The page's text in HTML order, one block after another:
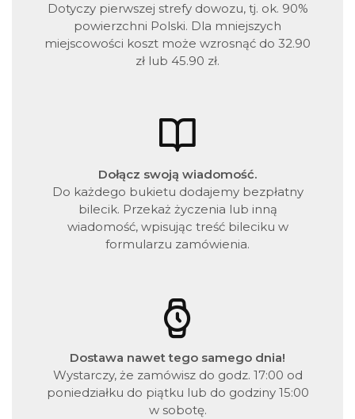
Dotyczy pierwszej strefy dowozu, tj. ok. 90%
powierzchni Polski. Dla mniejszych
miejscowości koszt może wzrosnąć do 32.90
zł lub 45.90 zł.
Dołącz swoją wiadomość.
Do każdego bukietu dodajemy bezpłatny
bilecik. Przekaż życzenia lub inną
wiadomość, wpisując treść bileciku w
formularzu zamówienia.
Dostawa nawet tego samego dnia!
Wystarczy, że zamówisz do godz. 17:00 od
poniedziałku do piątku lub do godziny 15:00
w sobotę.